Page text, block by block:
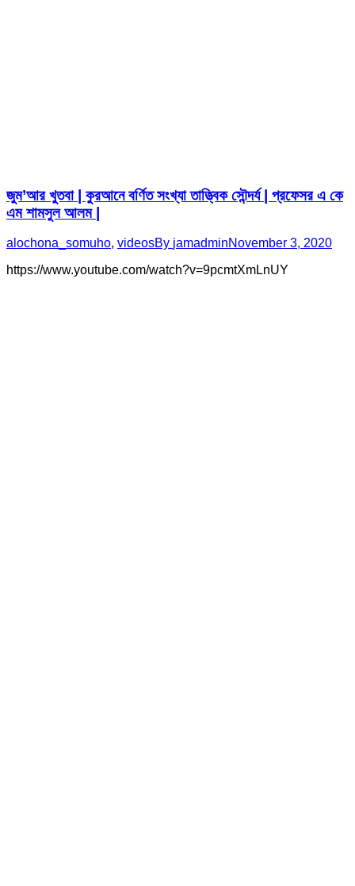
জুম’আর খুতবা | কুরআনে বর্ণিত সংখ্যা তাত্ত্বিক সৌন্দর্য | প্রফেসর এ কে
এম শামসুল আলম |
alochona_somuho, videosBy jamadminNovember 3, 2020
https://www.youtube.com/watch?v=9pcmtXmLnUY